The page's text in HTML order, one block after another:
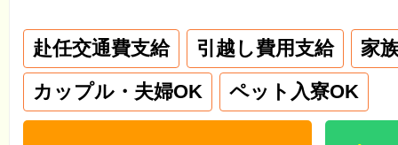
赴任交通費支給 引越し費用支給
家
カップル・夫婦OK
ペット入寮OK